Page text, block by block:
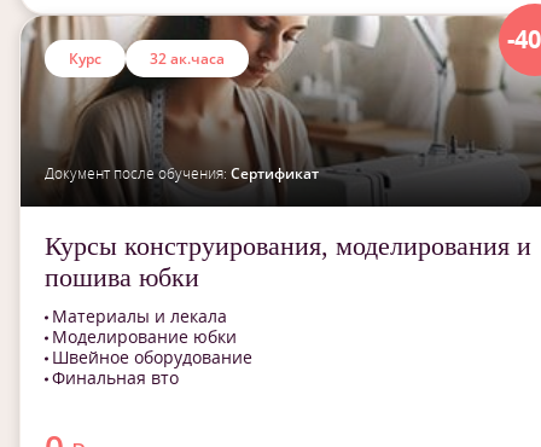
-
Курс 32 ак.часа
Документ после обучения: Сертификат
Курсы конструирования, моделирования и
пошива юбки
Материалы и лекала
Моделирование юбки
Швейное оборудование
Финальная вто